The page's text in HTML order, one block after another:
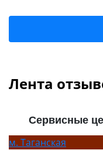
Лента
Сервисные
м. Таганская